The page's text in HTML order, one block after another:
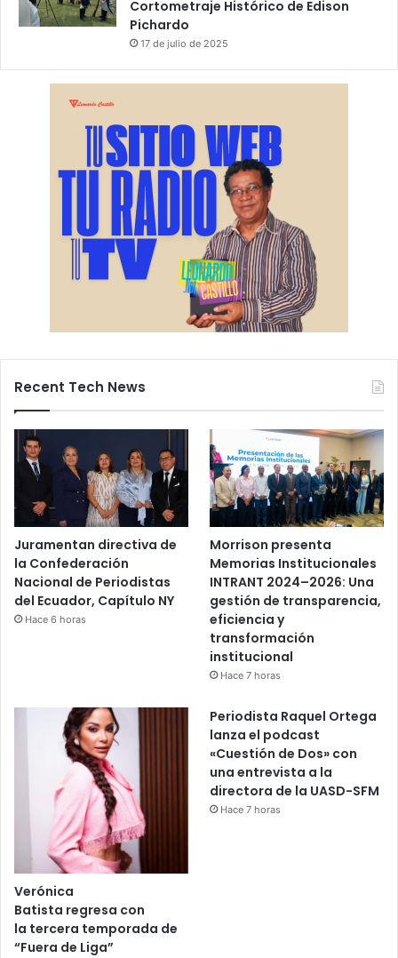
Cortometraje Histórico de Edison
Pichardo
17 de julio de 2025
Recent Tech News
Juramentan directiva de
la Confederación
Nacional de Periodistas
del Ecuador, Capítulo NY
Hace 6 horas
Morrison presenta
Memorias Institucionales
INTRANT 2024–2026: Una
gestión de transparencia,
eficiencia y
transformación
institucional
Hace 7 horas
Verónica
Batista regresa con
la tercera temporada de
“Fuera de Liga”
Periodista Raquel Ortega
lanza el podcast
«Cuestión de Dos» con
una entrevista a la
directora de la UASD-SFM
Hace 7 horas